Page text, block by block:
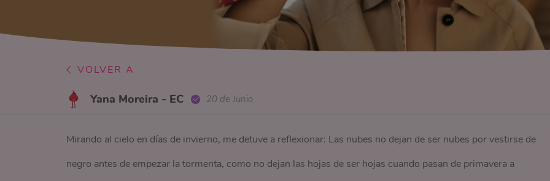
VOLVER A
Yana Moreira - EC 20 de Junio
Mirando al cielo en días de invierno, me detuve a reflexionar: Las nubes no dejan de ser nubes por vestirse de
negro antes de empezar la tormenta, como no dejan las hojas de ser hojas cuando pasan de primavera a